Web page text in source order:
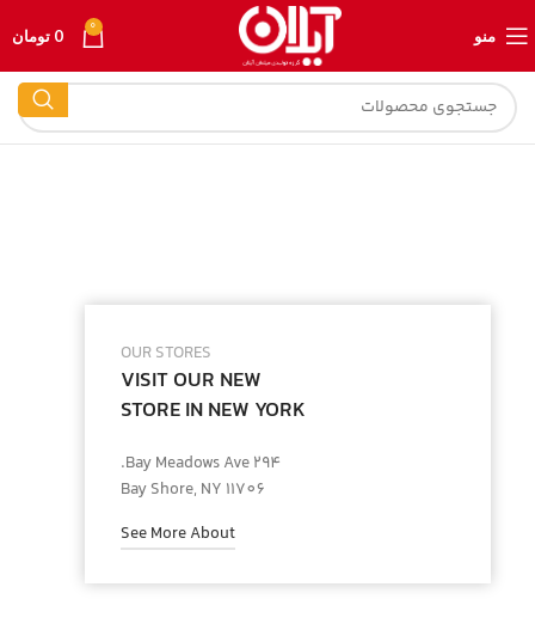
منو 0
0 تومان
OUR STORES
VISIT OUR NEW
STORE IN NEW YORK
294 Bay Meadows Ave.
Bay Shore, NY 11706
See More About